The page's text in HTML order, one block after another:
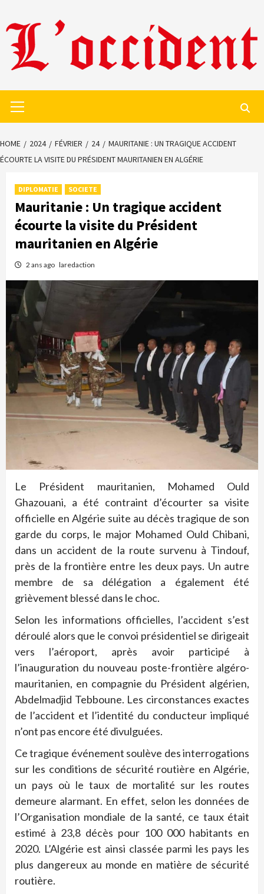
to
content
Menu
HOME 2024 FÉVRIER 24
MAURITANIE : UN TRAGIQUE ACCIDENT
ÉCOURTE LA VISITE DU PRÉSIDENT MAURITANIEN EN ALGÉRIE
DIPLOMATIE SOCIETE
Mauritanie : Un tragique accident
écourte la visite du Président
mauritanien en Algérie
2 ans ago laredaction
Le Président mauritanien, Mohamed Ould
Ghazouani, a été contraint d’écourter sa visite
officielle en Algérie suite au décès tragique de son
garde du corps, le major Mohamed Ould Chibani,
dans un accident de la route survenu à Tindouf,
près de la frontière entre les deux pays. Un autre
membre de sa délégation a également été
grièvement blessé dans le choc.
Selon les informations officielles, l’accident s’est
déroulé alors que le convoi présidentiel se dirigeait
vers l’aéroport, après avoir participé à
l’inauguration du nouveau poste-frontière algéro-
mauritanien, en compagnie du Président algérien,
Abdelmadjid Tebboune. Les circonstances exactes
de l’accident et l’identité du conducteur impliqué
n’ont pas encore été divulguées.
Ce tragique événement soulève des interrogations
sur les conditions de sécurité routière en Algérie,
un pays où le taux de mortalité sur les routes
demeure alarmant. En effet, selon les données de
l’Organisation mondiale de la santé, ce taux était
estimé à 23,8 décès pour 100 000 habitants en
2020. L’Algérie est ainsi classée parmi les pays les
plus dangereux au monde en matière de sécurité
routière.